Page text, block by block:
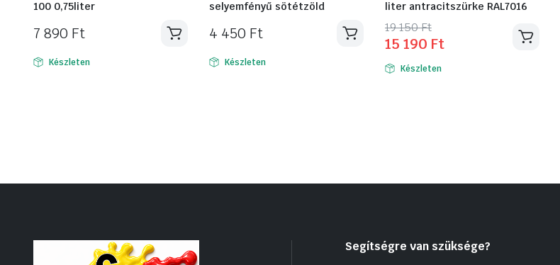
100 0,75liter
7 890 Ft
Készleten
selyemfényű sötétzöld
4 450 Ft
Készleten
liter antracitszürke RAL7016
19 150Ft
Original
price
was:
15 190 Ft
Current
price
is: Készleten
Segítségre van szüksége?